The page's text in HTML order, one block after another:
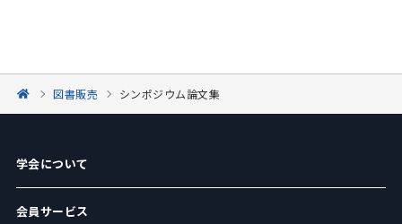
図書販売 シンポジウム論文集
学会について
会員サービス